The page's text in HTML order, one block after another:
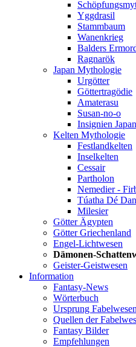
Yggdrasil
Stammbaum
Wanenkrieg
Balders
Ragnarök
Japan Mythologie
Urgötter
Göttertragödie
Amaterasu
Susan-no-o
Insignien
Kelten Mythologie
Festlandkelten
Inselkelten
Cessair
Partholon
Nemedier -
Túatha Dé
Milesier
Götter Ägypten
Götter Griechenland
Engel-Lichtwesen
Dämonen-
Geister-Geistwesen
Information
Fantasy-News
Wörterbuch
Ursprung Fabelwesen
Quellen der
Fantasy Bilder
Empfehlungen